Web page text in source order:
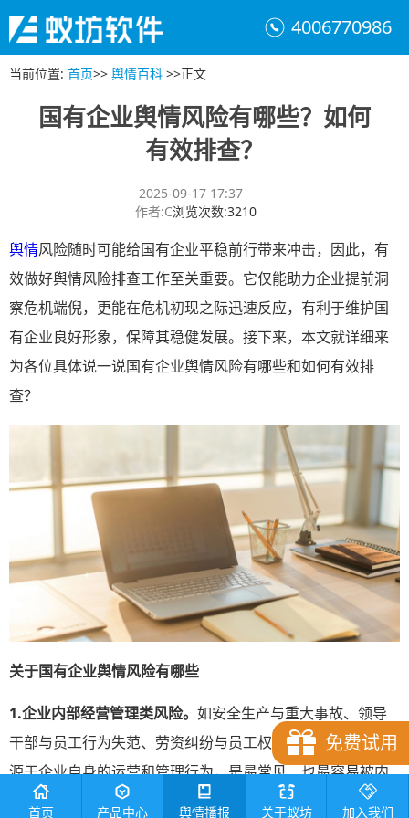
4006770986
当前位置: 首页>> 舆情百科 >>正文
国有企业舆情风险有哪些？如何
有效排查？
2025-09-17 17:37
作者:C浏览次数:3210
舆情风险随时可能给国有企业平稳前行带来冲击，因此，有
效做好舆情风险排查工作至关重要。它仅能助力企业提前洞
察危机端倪，更能在危机初现之际迅速反应，有利于维护国
有企业良好形象，保障其稳健发展。接下来，本文就详细来
为各位具体说一说国有企业舆情风险有哪些和如何有效排
查？
关于国有企业舆情风险有哪些
1.企业内部经营管理类风险。 如安全生产与重大事故、领导
干部与员工行为失范、劳资纠纷与员工权益问题等这类风险
源于企业自身的运营和管理行为，是最常见、也最容易被内
部控制的舆情风险源。
免费试用
首页 产品中心 舆情播报 关于蚁坊 加入我们